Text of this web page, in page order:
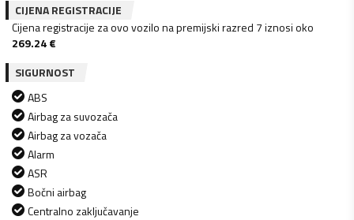
CIJENA REGISTRACIJE
Cijena registracije za ovo vozilo na premijski razred 7 iznosi oko
269.24€
SIGURNOST
ABS
Airbag za suvozača
Airbag za vozača
Alarm
ASR
Bočni airbag
Centralno zaključavanje